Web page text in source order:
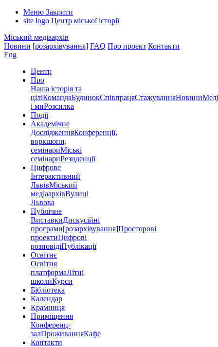
Меню Закрити
site logo Центр міської історії
Міський медіаархів
Новини [розархівування] FAQ Про проект Контакти
Eng
Центр
Про
Наша історія та
ціліКомандаБудинокСпівпрацяСтажуванняНовини
і миРозсилка
Події
Академічне
ДослідженняКонференції,
воркшопи,
семінариМіські
семінариРезиденції
Цифрове
Інтерактивний
ЛьвівМіський
медіаархівВулиці
Львова
Публічне
ВиставкиДискусійні
програми[розархівування]Просторові
проектиЦифрові
розповідіПублікації
Освітнє
Освітня
платформаЛітні
школиКурси
Бібліотека
Календар
Крамниця
Приміщення
Конференц-
залПроживанняКафе
Контакти